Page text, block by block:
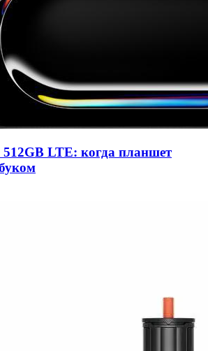
LTE: когда планшет